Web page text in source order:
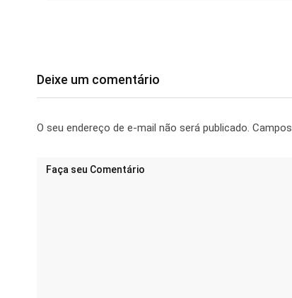
Deixe um comentário
O seu endereço de e-mail não será publicado.